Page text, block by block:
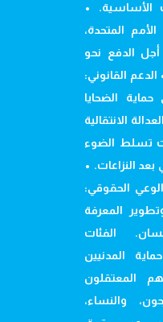
الأساسية. •
المتحدة،
أجل الدفع نحو
القانوني:
الضحايا
الانتقالية
تسلط الضوء
النزاعات. •
الحقوقي:
المعرفة
الفئات
المدنيين
المعتقلون
والنساء،